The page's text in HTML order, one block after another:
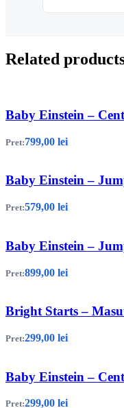
Related
Baby Einstein –
Pret:799,00 lei
Baby Einstein –
Pret:579,00 lei
Baby Einstein –
Pret:899,00 lei
Bright Starts –
Pret:299,00 lei
Baby Einstein –
Pret:299,00 lei